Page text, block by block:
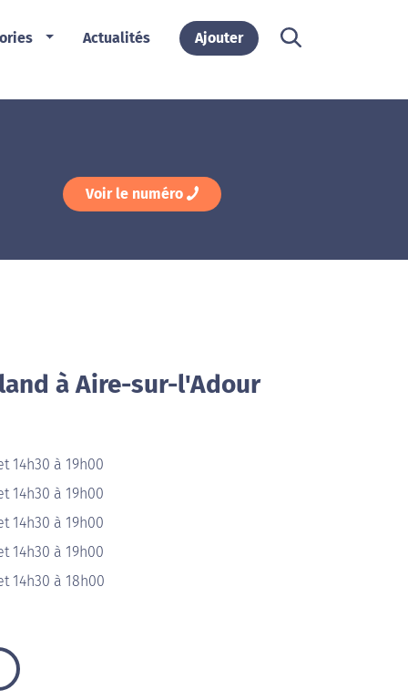
Actualités Ajouter
Voir le numéro
à Aire-sur-l'Adour
14h30 à 19h00
14h30 à 19h00
14h30 à 19h00
14h30 à 19h00
14h30 à 18h00